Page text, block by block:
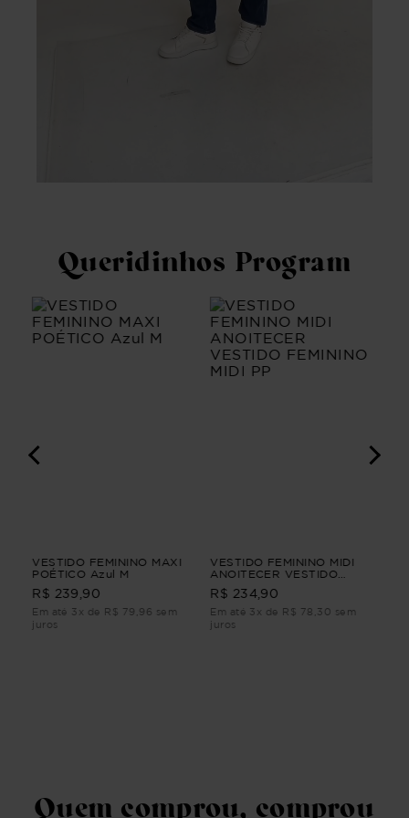
Queridinhos Program
VESTIDO FEMININO MAXI
POÉTICO Azul M
R$ 239,90
Em até 3x de R$ 79,96 sem
juros
VESTIDO FEMININO MIDI
ANOITECER VESTIDO
FEMININO MIDI PP
R$ 234,90
Em até 3x de R$ 78,30 sem
juros
Quem comprou, comprou